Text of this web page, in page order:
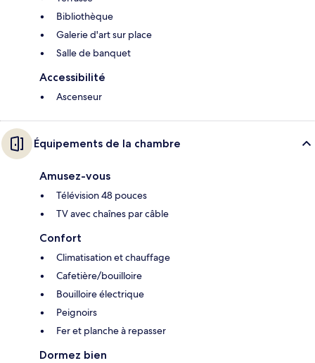
Bibliothèque
Galerie d'art sur place
Salle de banquet
Accessibilité
Ascenseur
Équipements de la chambre
Amusez-vous
Télévision 48 pouces
TV avec chaînes par câble
Confort
Climatisation et chauffage
Cafetière/bouilloire
Bouilloire électrique
Peignoirs
Fer et planche à repasser
Dormez bien